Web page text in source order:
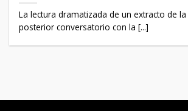
La lectura dramatizada de un extracto de
posterior conversatorio con la [...]